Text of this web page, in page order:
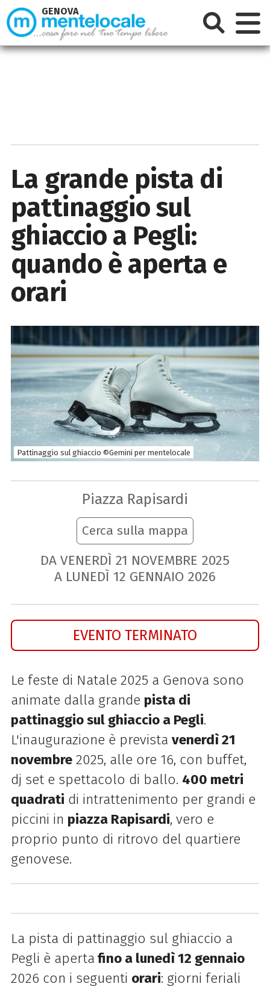
La grande pista di
pattinaggio sul
ghiaccio a Pegli:
quando è aperta e
orari
Pattinaggio sul ghiaccio ©Gemini per mentelocale
Piazza Rapisardi
Cerca sulla mappa
DA VENERDÌ 21 NOVEMBRE 2025
A LUNEDÌ 12 GENNAIO 2026
EVENTO TERMINATO
Le feste di Natale 2025 a Genova sono
animate dalla grande pista di
pattinaggio sul ghiaccio a Pegli.
L'inaugurazione è prevista venerdì 21
novembre2025, alle ore 16, con buffet,
dj set e spettacolo di ballo. 400 metri
quadrati di intrattenimento per grandi e
piccini in piazza Rapisardi, vero e
proprio punto di ritrovo del quartiere
genovese.
La pista di pattinaggio sul ghiaccio a
Pegli è aperta fino a lunedì 12 gennaio
2026 con i seguenti orari: giorni feriali
GENOVA